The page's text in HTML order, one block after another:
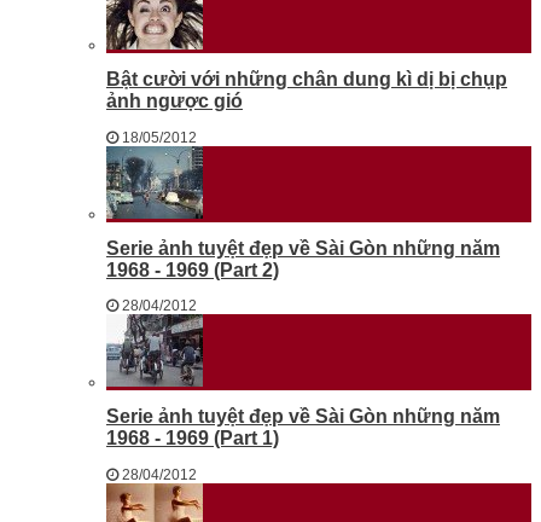
Bật cười với những chân dung kì dị bị chụp
ảnh ngược gió
18/05/2012
Serie ảnh tuyệt đẹp về Sài Gòn những năm
1968 - 1969 (Part 2)
28/04/2012
Serie ảnh tuyệt đẹp về Sài Gòn những năm
1968 - 1969 (Part 1)
28/04/2012